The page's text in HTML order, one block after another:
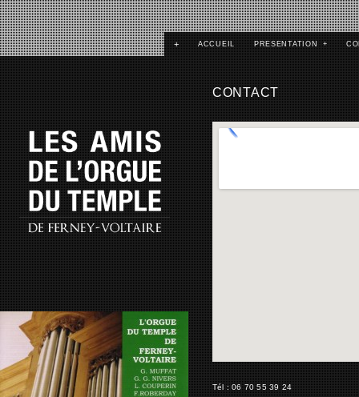
+ ACCUEIL PRESENTATION+
CONTACT
Tél : 06 70 55 39 24